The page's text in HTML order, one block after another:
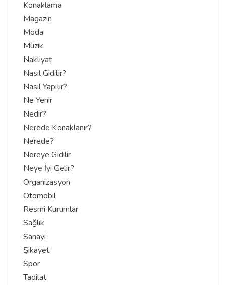
Konaklama
Magazin
Moda
Müzik
Nakliyat
Nasıl Gidilir?
Nasıl Yapılır?
Ne Yenir
Nedir?
Nerede Konaklanır?
Nerede?
Nereye Gidilir
Neye İyi Gelir?
Organizasyon
Otomobil
Resmi Kurumlar
Sağlık
Sanayi
Şikayet
Spor
Tadilat